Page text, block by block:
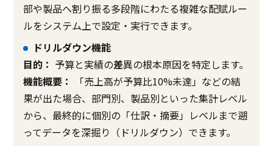
部や製品へ割り振る多段階にわたる複雑な配賦ルー
ルをシステム上で設定・実行できます。
ドリルダウン機能
目的： 予算と実績の差異の根本原因を特定します。
機能概要：
「売上高が予算比10%未達」などの結
果が出た場合、部門別、製品別といった集計レベル
から、最終的に個別の「仕訳・摘要」レベルまで遡
ってデータを深掘り（ドリルダウン）できます。